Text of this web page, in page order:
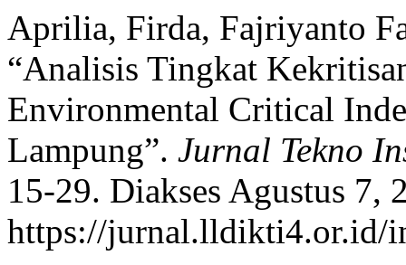
Aprilia, Firda, Fajriyanto
“Analisis Tingkat
Environmental Critical
Lampung”. Jurnal Tekno
15-29. Diakses Agustus 7,
https://jurnal.lldikti4.or.id/